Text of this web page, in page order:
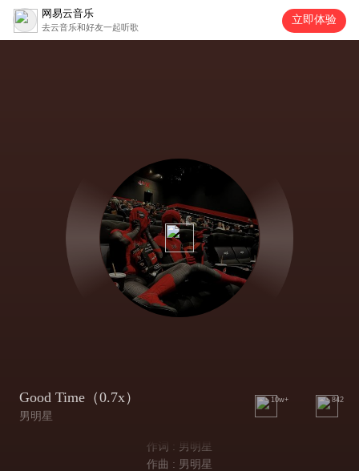
网易云音乐
去云音乐和好友一起听歌
立即体验
Good Time（0.7x）
男明星
10w+ 842
作词 : 男明星
作曲 : 男明星